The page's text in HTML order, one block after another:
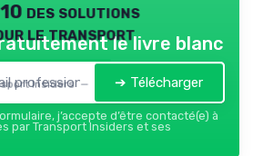
des solutions
le transport
Insiders — 2026
le livre blanc
➔ Télécharger
j’accepte d’être contacté(e) à
par Transport Insiders et ses